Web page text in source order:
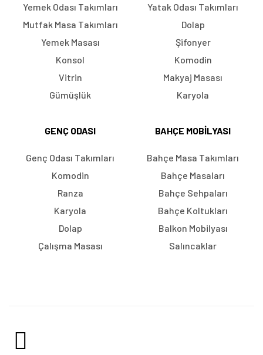
Yemek Odası Takımları
Mutfak Masa Takımları
Yemek Masası
Konsol
Vitrin
Gümüşlük
Yatak Odası Takımları
Dolap
Şifonyer
Komodin
Makyaj Masası
Karyola
GENÇ ODASI
Genç Odası Takımları
Komodin
Ranza
Karyola
Dolap
Çalışma Masası
BAHÇE MOBILYASI
Bahçe Masa Takımları
Bahçe Masaları
Bahçe Sehpaları
Bahçe Koltukları
Balkon Mobilyası
Salıncaklar